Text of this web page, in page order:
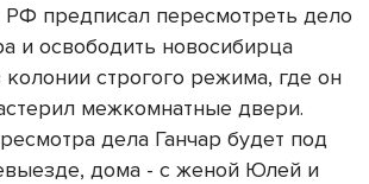
предписал пересмотреть дело
и освободить новосибирца
строгого режима, где он
межкомнатные двери.
дела Ганчар будет под
дома - с женой Юлей и